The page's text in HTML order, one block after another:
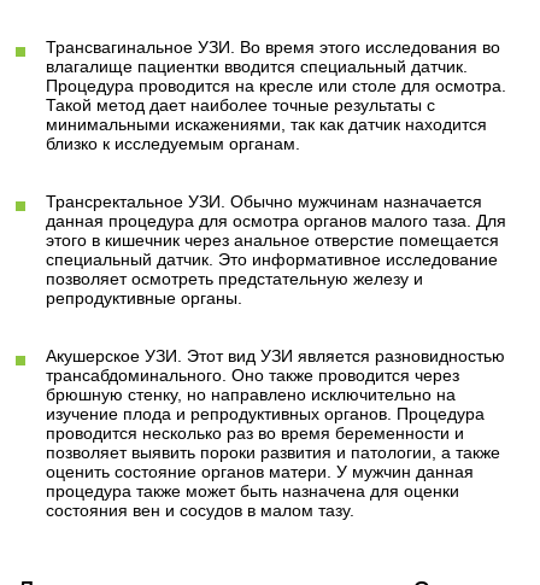
Трансвагинальное УЗИ. Во время этого исследования во
влагалище пациентки вводится специальный датчик.
Процедура проводится на кресле или столе для осмотра.
Такой метод дает наиболее точные результаты с
минимальными искажениями, так как датчик находится
близко к исследуемым органам.
Трансректальное УЗИ. Обычно мужчинам назначается
данная процедура для осмотра органов малого таза. Для
этого в кишечник через анальное отверстие помещается
специальный датчик. Это информативное исследование
позволяет осмотреть предстательную железу и
репродуктивные органы.
Акушерское УЗИ. Этот вид УЗИ является разновидностью
трансабдоминального. Оно также проводится через
брюшную стенку, но направлено исключительно на
изучение плода и репродуктивных органов. Процедура
проводится несколько раз во время беременности и
позволяет выявить пороки развития и патологии, а также
оценить состояние органов матери. У мужчин данная
процедура также может быть назначена для оценки
состояния вен и сосудов в малом тазу.